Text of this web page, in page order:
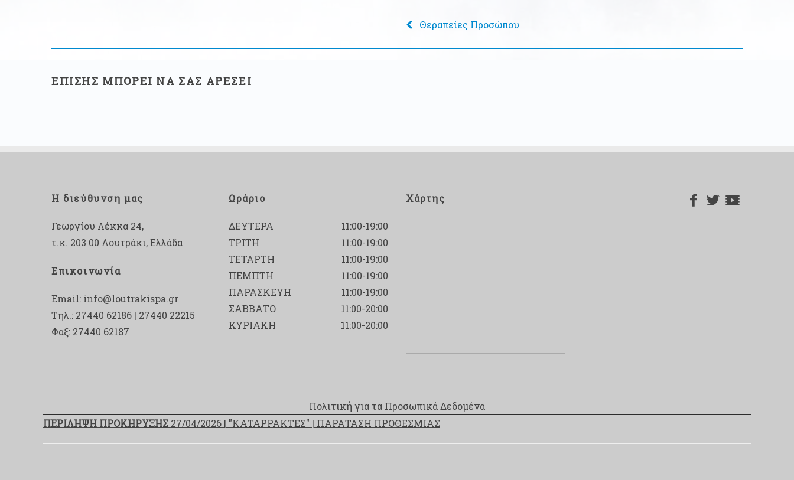
Θεραπείες Προσώπου
ΕΠΙΣΗΣ ΜΠΟΡΕΙ ΝΑ ΣΑΣ ΑΡΕΣΕΙ
Η διεύθυνση μας
Γεωργίου Λέκκα 24,
τ.κ. 203 00 Λουτράκι, Ελλάδα
Επικοινωνία
Email: info@loutrakispa.gr
Τηλ.: 27440 62186 | 27440 22215
Φαξ: 27440 62187
Ωράριο
ΔΕΥΤΕΡΑ
11:00-19:00
ΤΡΙΤΗ
11:00-19:00
ΤΕΤΑΡΤΗ
11:00-19:00
ΠΕΜΠΤΗ
11:00-19:00
ΠΑΡΑΣΚΕΥΗ
11:00-19:00
ΣΑΒΒΑΤΟ
11:00-20:00
ΚΥΡΙΑΚΗ
11:00-20:00
Χάρτης
Πολιτική για τα Προσωπικά Δεδομένα
ΠΕΡΙΛΗΨΗ ΠΡΟΚΗΡΥΞΗΣ 27/04/2026 | "ΚΑΤΑΡΡΑΚΤΕΣ" | ΠΑΡΑΤΑΣΗ ΠΡΟΘΕΣΜΙΑΣ